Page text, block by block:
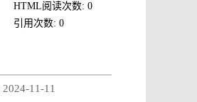
HTML阅读次数: 0
引用次数: 0
2024-11-11